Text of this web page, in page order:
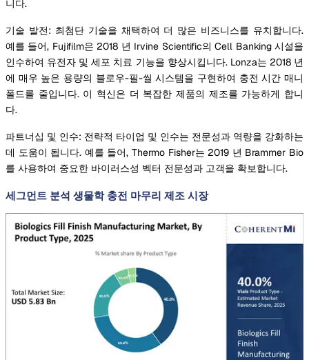
니다.
기술 발전: 최첨단 기술을 채택하여 더 많은 비즈니스를 유치합니다.
예를 들어, Fujifilm은 2018 년 Irvine Scientific의 Cell Banking 시설을
인수하여 유전자 및 세포 치료 기능을 향상시킵니다. Lonza는 2018 년
에 매우 높은 용량의 블로우-필-씰 시스템을 구현하여 충전 시간 매니
폴드를 줄입니다. 이 혁신은 더 복잡한 제품의 제조를 가능하게 합니
다.
파트너십 및 인수: 전략적 타이업 및 인수는 전문성과 역량을 강화하는
데 도움이 됩니다. 예를 들어, Thermo Fisher는 2019 년 Brammer Bio
를 사용하여 중요한 바이러스성 벡터 전문성과 고객을 확보합니다.
세그먼트 분석 생물학 충전 마무리 제조 시장